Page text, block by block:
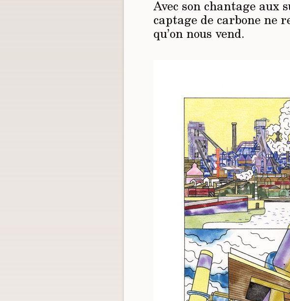
Avec son chantage aux
captage de carbone ne
qu’on nous vend.